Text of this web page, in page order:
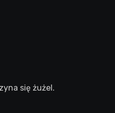
się żużel.